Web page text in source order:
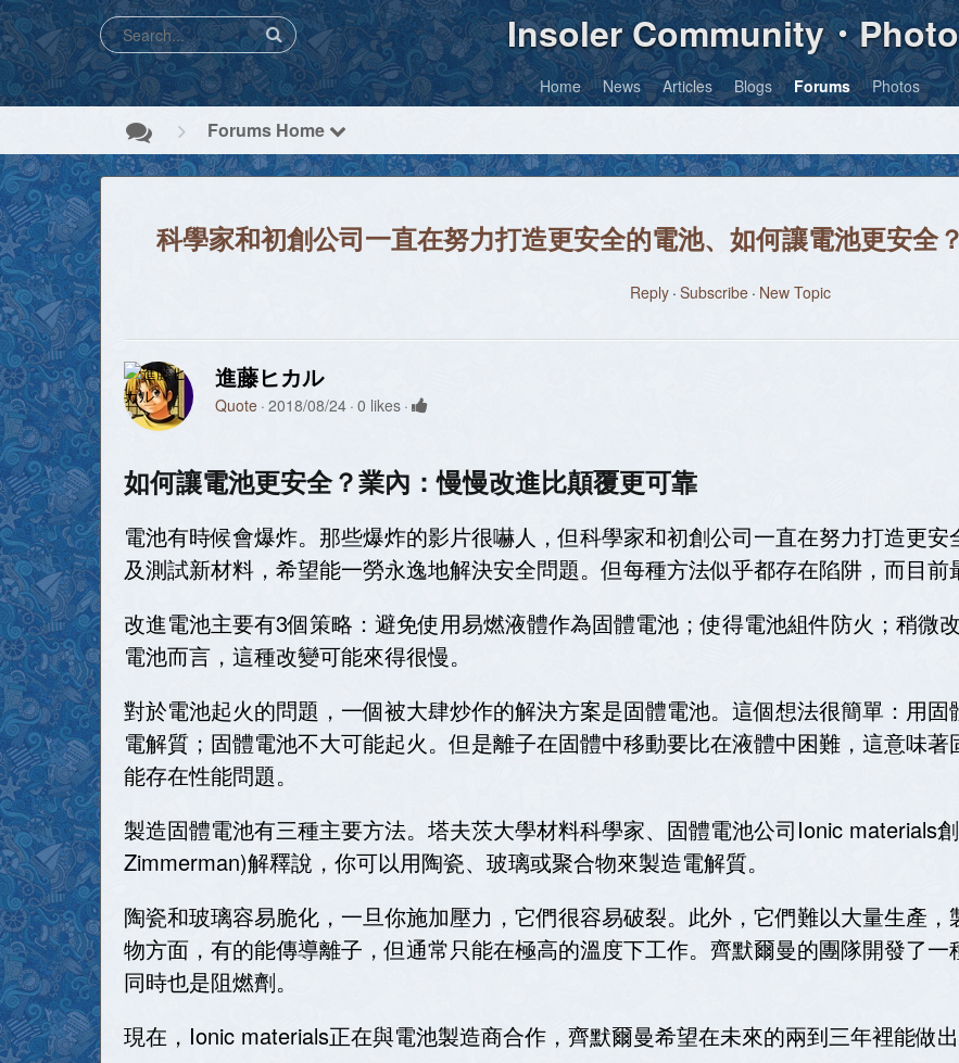
Insoler Community・
Home News Articles Blogs Forums Photos
Forums Home
科學家和初創公司一直在努力打造更安全的電池、如何讓電池更安全
Reply Subscribe New Topic
進藤ヒカル
Quote 2018/08/24 0 likes
如何讓電池更安全？業內：慢慢改進比顛覆更可靠
電池有時候會爆炸。那些爆炸的影片很嚇人，但科學家和初創公司一直在努力打造更
及測試新材料，希望能一勞永逸地解決安全問題。但每種方法似乎都存在陷阱，而目前
改進電池主要有3個策略：避免使用易燃液體作為固體電池；使得電池組件防火；稍微
電池而言，這種改變可能來得很慢。
對於電池起火的問題，一個被大肆炒作的解決方案是固體電池。這個想法很簡單：用
電解質；固體電池不大可能起火。但是離子在固體中移動要比在液體中困難，這意味
能存在性能問題。
製造固體電池有三種主要方法。塔夫茨大學材料科學家、固體電池公司Ionic materials
Zimmerman)解釋說，你可以用陶瓷、玻璃或聚合物來製造電解質。
陶瓷和玻璃容易脆化，一旦你施加壓力，它們很容易破裂。此外，它們難以大量生產
物方面，有的能傳導離子，但通常只能在極高的溫度下工作。齊默爾曼的團隊開發了
同時也是阻燃劑。
現在，Ionic materials正在與電池製造商合作，齊默爾曼希望在未來的兩到三年裡能做出